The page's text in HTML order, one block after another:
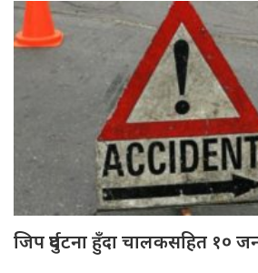
जिप दुर्घटना हुँदा चालकसहित १०